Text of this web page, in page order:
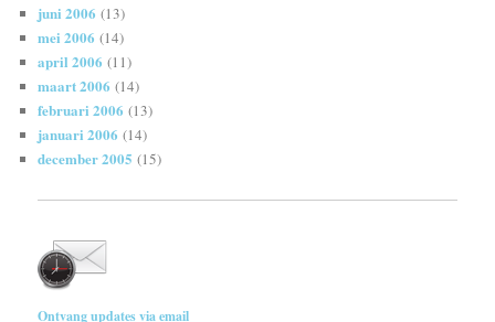
juni 2006 (13)
mei 2006 (14)
april 2006 (11)
maart 2006 (14)
februari 2006 (13)
januari 2006 (14)
december 2005 (15)
Ontvang updates via email